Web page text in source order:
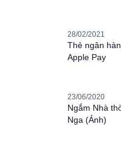
28/02/2021
Thẻ ngân
Apple Pay
23/06/2020
Ngắm Nhà
Nga (Ảnh)